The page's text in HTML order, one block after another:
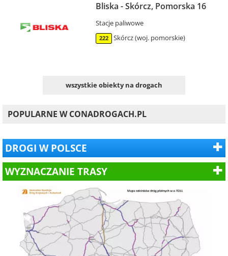
Bliska - Skórcz, Pomorska 16
Stacje paliwowe
222 Skórcz (woj. pomorskie)
wszystkie obiekty na drogach
POPULARNE W CONADROGACH.PL
DROGI W POLSCE
WYZNACZANIE TRASY